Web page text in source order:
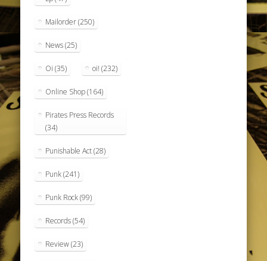
Mailorder(250)
News(25)
Oi (35) oi! (232)
Online Shop(164)
Pirates Press Records
(34)
Punishable Act(28)
Punk(241)
Punk Rock(99)
Records(54)
Review(23)